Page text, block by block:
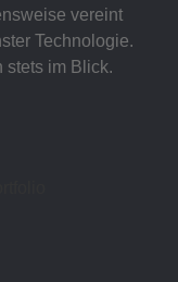
vereint
Technologie.
stets im Blick.